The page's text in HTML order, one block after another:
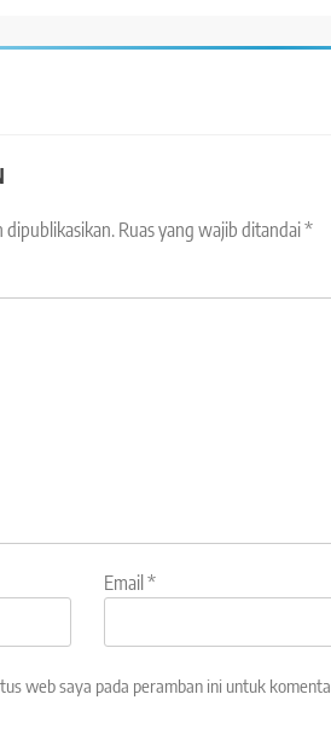
dipublikasikan. Ruas yang wajib ditandai*
Email*
web saya pada peramban ini untuk